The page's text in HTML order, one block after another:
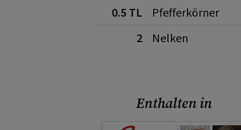
0.5 TL
Pfefferkörner
2
Nelken
Enthalten in